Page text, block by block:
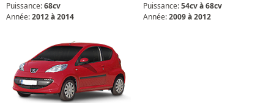
Puissance:68cv
Année:2012 à 2014
Puissance:54cv à 68cv
Année:2009 à 2012